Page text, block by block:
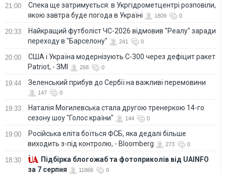
21:00
Спека ще затримується: в Укргідрометцентрі розповіли,
якою завтра буде погода в Україні
1809 0
20:33
Найкращий футболіст ЧС-2026 відмовив "Реалу" заради
переходу в "Барселону"
241 0
20:00
США і Україна модернізують С-300 через дефіцит ракет
Patriot, - ЗМІ
268 0
19:44 Зеленський прибув до Сербії на важливі перемовини
147 0
19:33
Наталія Могилевська стала другою тренеркою 14-го
сезону шоу "Голос країни"
144 0
19:00
Російська еліта боїться ФСБ, яка дедалі більше
виходить з-під контролю, - Bloomberg
273 0
18:30
Підбірка блогожаб та фотоприколів від UAINFO
за 7 серпня
11866 0